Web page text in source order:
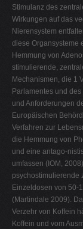
Stimulanz des
Wirkungen auf das
Nierensystem
diese Organsysteme
Hemmung von
stimulierende,
Mechanismen, die 1
Parlamentes und
und Anforderungen
Europäischen
Verfahren zur
die Hemmung von
und eine antago-
umfassen (IOM,
psychostimulierende
Einzeldosen von 50-
(Martindale 2009).
Verzehr von Koffein
Koffein und vom